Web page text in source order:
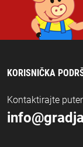
KORISNIČKA
Kontaktirajte